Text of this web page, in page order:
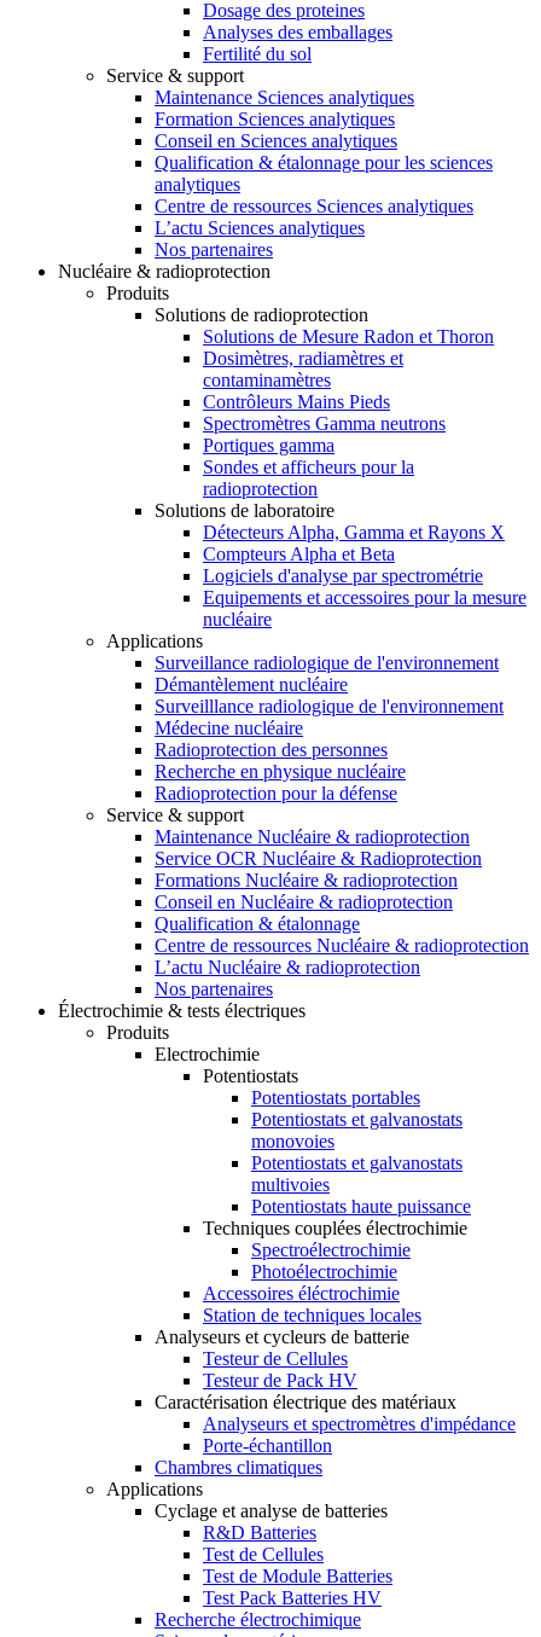
Dosage des proteines
Analyses des emballages
Fertilité du sol
Service & support
Maintenance Sciences analytiques
Formation Sciences analytiques
Conseil en Sciences analytiques
Qualification & étalonnage pour les sciences
analytiques
Centre de ressources Sciences analytiques
L’actu Sciences analytiques
Nos partenaires
Nucléaire & radioprotection
Produits
Solutions de radioprotection
Solutions de Mesure Radon et Thoron
Dosimètres, radiamètres et
contaminamètres
Contrôleurs Mains Pieds
Spectromètres Gamma neutrons
Portiques gamma
Sondes et afficheurs pour la
radioprotection
Solutions de laboratoire
Détecteurs Alpha, Gamma et Rayons X
Compteurs Alpha et Beta
Logiciels d'analyse par spectrométrie
Equipements et accessoires pour la mesure
nucléaire
Applications
Surveillance radiologique de l'environnement
Démantèlement nucléaire
Surveilllance radiologique de l'environnement
Médecine nucléaire
Radioprotection des personnes
Recherche en physique nucléaire
Radioprotection pour la défense
Service & support
Maintenance Nucléaire & radioprotection
Service OCR Nucléaire & Radioprotection
Formations Nucléaire & radioprotection
Conseil en Nucléaire & radioprotection
Qualification & étalonnage
Centre de ressources Nucléaire & radioprotection
L’actu Nucléaire & radioprotection
Nos partenaires
Électrochimie & tests électriques
Produits
Electrochimie
Potentiostats
Potentiostats portables
Potentiostats et galvanostats
monovoies
Potentiostats et galvanostats
multivoies
Potentiostats haute puissance
Techniques couplées électrochimie
Spectroélectrochimie
Photoélectrochimie
Accessoires éléctrochimie
Station de techniques locales
Analyseurs et cycleurs de batterie
Testeur de Cellules
Testeur de Pack HV
Caractérisation électrique des matériaux
Analyseurs et spectromètres d'impédance
Porte-échantillon
Chambres climatiques
Applications
Cyclage et analyse de batteries
R&D Batteries
Test de Cellules
Test de Module Batteries
Test Pack Batteries HV
Recherche électrochimique